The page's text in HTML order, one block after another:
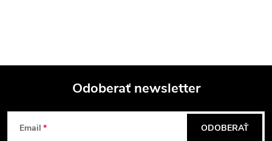
c
e
a
Z
Odoberať newsletter
Email ODOBERAŤ